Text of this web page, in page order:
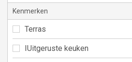
Kenmerken
Terras
IUitgeruste keuken